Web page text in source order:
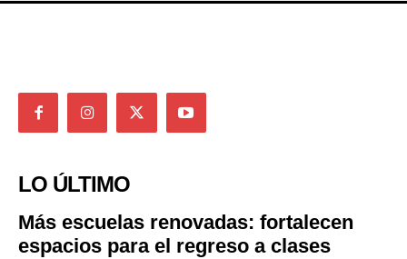
LO ÚLTIMO
Más escuelas renovadas: fortalecen
espacios para el regreso a clases